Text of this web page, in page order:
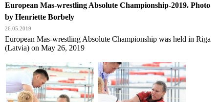
European Mas-wrestling Absolute Championship-2019. Photo
by Henriette Borbely
26.05.2019
European Mas-wrestling Absolute Championship was held in Riga
(Latvia) on May 26, 2019